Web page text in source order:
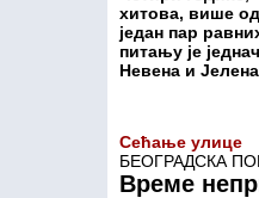
хитова, више
један пар
питању је
Невена и
Сећање улице
БЕОГРАДСКА
Време